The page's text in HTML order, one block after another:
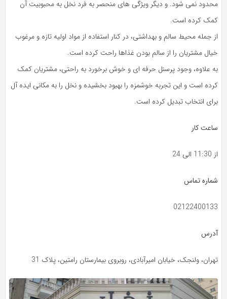
محدود نمی شود. و دیگر ویژگی های منحصر به فرد نخل به محبوبیت آن
کمک کرده است.
از جمله محیط سالم و بهداشتی، در کنار استفاده از مواد اولیه تازه و مرغوب
خیال مشتریان را از سالم بودن غذاها راحت کرده است.
به علاوه، وجود پرسنل حرفه ای و خوش برخورد به راحتی، مشتریان کمک
کرده است و این تجربه خوشمزه را بهبود بخشیده و نخل را به مکانی ایده آل
برای انتخاب تبدیل کرده است.
ساعت کار
از 11:30 الی 24
شماره تماس
02122400133
آدرس
تهران، ولنجک، خیابان امیرآبادی، روبروی بیمارستان رامتین، پلاک 31